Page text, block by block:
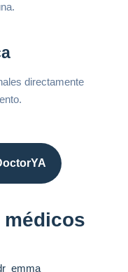
directamente
médicos